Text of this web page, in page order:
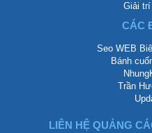
Giải
CÁC
Seo WEB
Bánh
Trần
LIÊN HỆ QUẢNG